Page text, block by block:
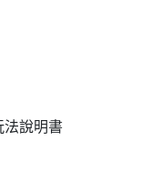
法說明書